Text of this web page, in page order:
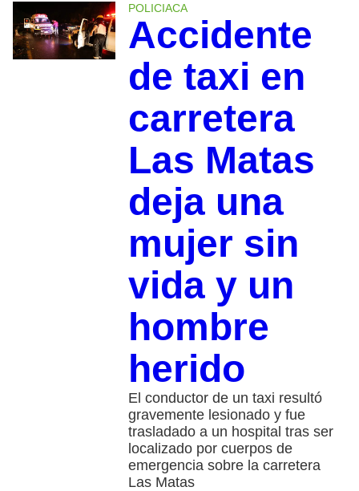
POLICIACA
Accidente
de taxi en
carretera
Las Matas
deja una
mujer sin
vida y un
hombre
herido
El conductor de un taxi resultó
gravemente lesionado y fue
trasladado a un hospital tras ser
localizado por cuerpos de
emergencia sobre la carretera
Las Matas